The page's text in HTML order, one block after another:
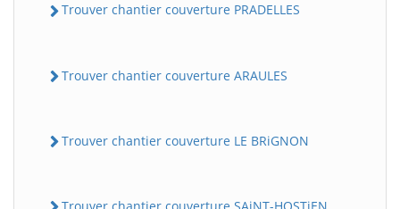
Trouver chantier couverture PRADELLES
Trouver chantier couverture ARAULES
Trouver chantier couverture LE BRiGNON